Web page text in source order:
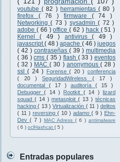
youtube( 82 ) herramientas( 80 )
firefox ( 76 ) firmware ( 74 )
Networking( 73 ) sysadmin( 72 )
adobe ( 66 )office( 62 ) hack ( 51 )
Kernel( 49 ) antivirus( 49 )
javascript( 48 )apache ( 46 ) juegos
( 42 ) contraseñas ( 39 ) multimedia
( 36 )cms( 35 ) flash ( 33 )eventos
( 32 ) MAC( 30 ) anonymous ( 28 )
ssl( 24 ) Forense( 20 ) conferencia
( 20 )SeguridadWireless ( 17 )
documental ( 17 ) auditoría ( 15 )
Debugger( 14 ) Rootkit ( 14 ) lizard
squad ( 14 )metasploit( 13 ) técnicas
hacking( 13 )Virtualización ( 11 ) delitos
( 11 ) reversing ( 10 ) adamo ( 9 ) Ehn-
Dev ( 7 ) MAC Adress ( 6 ) antimalware
( 6 ) oclHashcat ( 5 )
Entradas populares